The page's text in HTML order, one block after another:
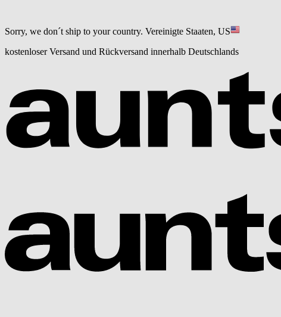
Sorry, we don´t ship to your country. Vereinigte Staaten, US
kostenloser Versand und Rückversand innerhalb Deutschlands